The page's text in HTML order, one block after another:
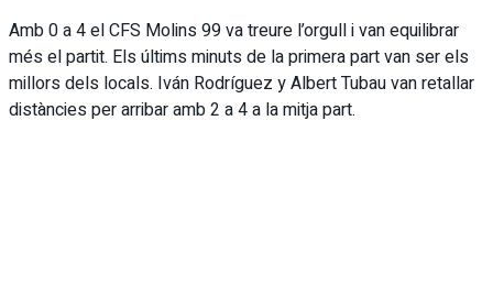
Amb 0 a 4 el CFS Molins 99 va treure l’orgull i van equilibrar
més el partit. Els últims minuts de la primera part van ser els
millors dels locals. Iván Rodríguez y Albert Tubau van retallar
distàncies per arribar amb 2 a 4 a la mitja part.